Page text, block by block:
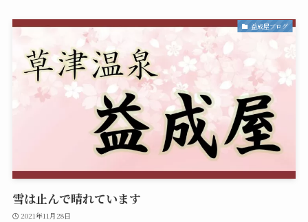
益成屋ブログ
雪は止んで晴れています
2021年11月28日